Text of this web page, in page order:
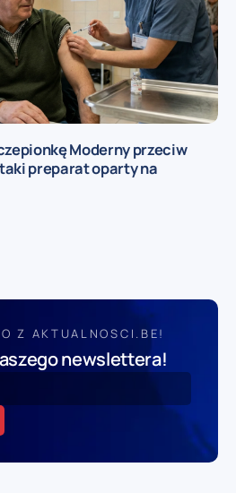
Moderny przeciw
preparat oparty na
Z AKTUALNOSCI.BE!
newslettera!